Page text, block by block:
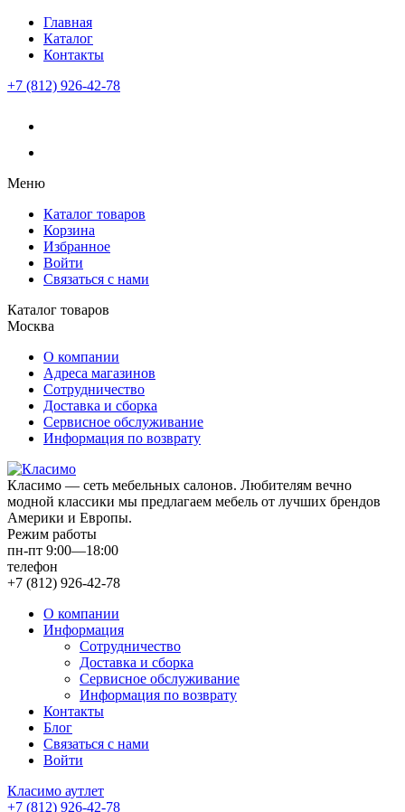
Главная
Каталог
Контакты
+7 (812) 926-42-78
Меню
Каталог товаров
Корзина
Избранное
Войти
Связаться с нами
Каталог товаров
Москва
О компании
Адреса магазинов
Сотрудничество
Доставка и сборка
Сервисное обслуживание
Информация по возврату
Класимо — cеть мебельных салонов. Любителям вечно
модной классики мы предлагаем мебель от лучших брендов
Америки и Европы.
Режим работы
пн-пт 9:00—18:00
телефон
+7 (812) 926-42-78
О компании
Информация
Сотрудничество
Доставка и сборка
Сервисное обслуживание
Информация по возврату
Контакты
Блог
Связаться с нами
Войти
Класимо аутлет
+7 (812) 926-42-78